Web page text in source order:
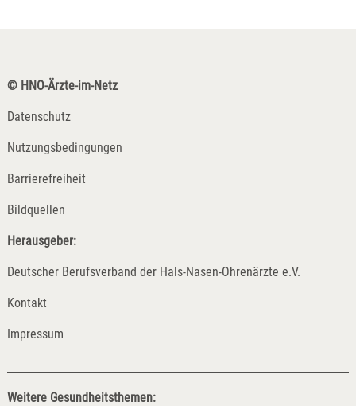
© HNO-Ärzte-im-Netz
Datenschutz
Nutzungsbedingungen
Barrierefreiheit
Bildquellen
Herausgeber:
Deutscher Berufsverband der Hals-Nasen-Ohrenärzte e.V.
Kontakt
Impressum
Weitere Gesundheitsthemen: